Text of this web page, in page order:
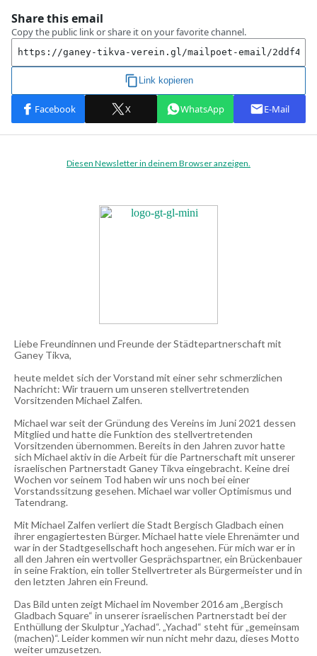
Diesen Newsletter in deinem Browser anzeigen.
Liebe Freundinnen und Freunde der Städtepartnerschaft mit
Ganey Tikva,
heute meldet sich der Vorstand mit einer sehr schmerzlichen
Nachricht: Wir trauern um unseren stellvertretenden
Vorsitzenden Michael Zalfen.
Michael war seit der Gründung des Vereins im Juni 2021 dessen
Mitglied und hatte die Funktion des stellvertretenden
Vorsitzenden übernommen. Bereits in den Jahren zuvor hatte
sich Michael aktiv in die Arbeit für die Partnerschaft mit unserer
israelischen Partnerstadt Ganey Tikva eingebracht. Keine drei
Wochen vor seinem Tod haben wir uns noch bei einer
Vorstandssitzung gesehen. Michael war voller Optimismus und
Tatendrang.
Mit Michael Zalfen verliert die Stadt Bergisch Gladbach einen
ihrer engagiertesten Bürger. Michael hatte viele Ehrenämter und
war in der Stadtgesellschaft hoch angesehen. Für mich war er in
all den Jahren ein wertvoller Gesprächspartner, ein Brückenbauer
in seine Fraktion, ein toller Stellvertreter als Bürgermeister und in
den letzten Jahren ein Freund.
Das Bild unten zeigt Michael im November 2016 am „Bergisch
Gladbach Square“ in unserer israelischen Partnerstadt bei der
Enthüllung der Skulptur „Yachad“. „Yachad“ steht für „gemeinsam
(machen)“. Leider kommen wir nun nicht mehr dazu, dieses Motto
weiter umzusetzen.